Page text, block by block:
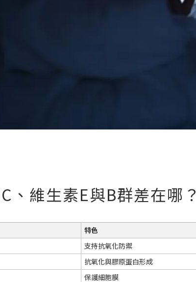
、維生素E與B群差在哪？
特色
支持抗氧化防禦
抗氧化與膠原蛋白形成
保護細胞膜